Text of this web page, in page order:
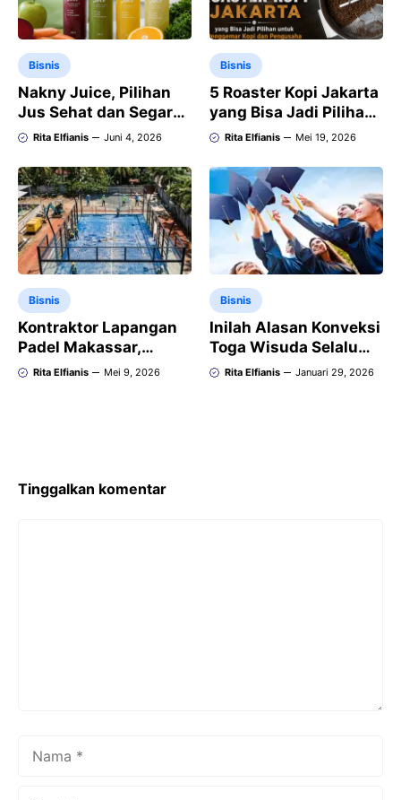
Bisnis
Nakny Juice, Pilihan
Jus Sehat dan Segar
untuk Gaya Hidup
Rita Elfianis Juni 4, 2026
Bisnis
5 Roaster Kopi Jakarta
yang Bisa Jadi Pilihan
untuk Penggemar Kopi
Rita Elfianis Mei 19, 2026
Bisnis
Kontraktor Lapangan
Padel Makassar,
Bangun Lapangan
Rita Elfianis Mei 9, 2026
Bisnis
Inilah Alasan Konveksi
Toga Wisuda Selalu
Laris di Setiap Tahun
Rita Elfianis Januari 29, 2026
Tinggalkan komentar